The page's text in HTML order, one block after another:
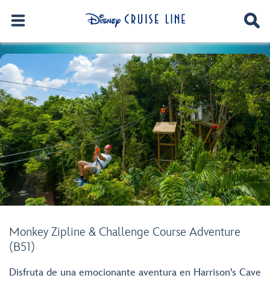
Monkey Zipline & Challenge Course Adventure
(B51)
Disfruta de una emocionante aventura en Harrison's Cave